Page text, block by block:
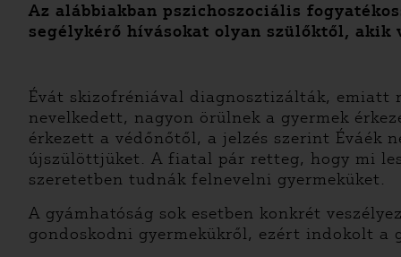
Az alábbiakban pszichoszociális
segélykérő hívásokat olyan szülőktől,
Évát skizofréniával diagnosztizálták, emiatt
nevelkedett, nagyon örülnek a gyermek
érkezett a védőnőtől, a jelzés szerint Éváék
újszülöttjüket. A fiatal pár retteg, hogy mi
szeretetben tudnák felnevelni gyermeküket.
A gyámhatóság sok esetben konkrét
gondoskodni gyermekükről, ezért indokolt a